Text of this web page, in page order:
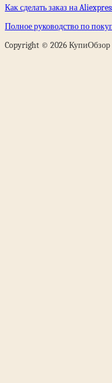
Как сделать заказ на
Полное руководство по
Copyright © 2026 КупиОбзор